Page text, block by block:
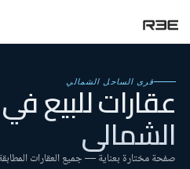
قرى الساحل الشمالي
عقارات للبيع
الشمالي
صفحة مختارة بعناية — جميع العقارات